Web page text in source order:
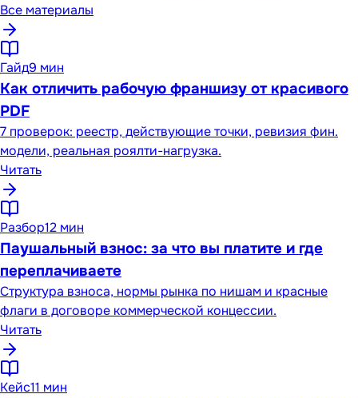
Все материалы
Гайд9 мин
Как отличить рабочую франшизу от красивого
PDF
7 проверок: реестр, действующие точки, ревизия фин.
модели, реальная роялти-нагрузка.
Читать
Разбор12 мин
Паушальный взнос: за что вы платите и где
переплачиваете
Структура взноса, нормы рынка по нишам и красные
флаги в договоре коммерческой концессии.
Читать
Кейс11 мин